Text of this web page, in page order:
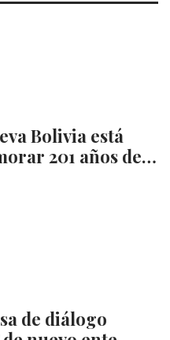
Bolivia está
201 años de…
de diálogo